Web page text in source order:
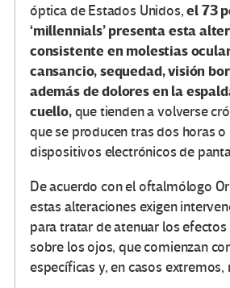
óptica de Estados Unidos,el 73
‘millennials’ presenta esta
consistente en molestias
cansancio, sequedad, visión
además de dolores en la
cuello,que tienden a volverse
que se producen tras dos horas
dispositivos electrónicos de
De acuerdo con el oftalmólogo
estas alteraciones exigen
para tratar de atenuar los
sobre los ojos, que comienzan
específicas y, en casos extremos,